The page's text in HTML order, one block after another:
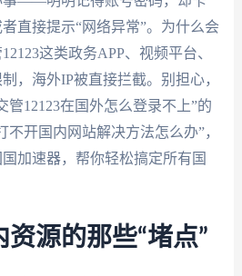
直接提示“网络异常”。为什么会
这类政务APP、视频平台、
，海外IP被直接拦截。别担心，
管12123在国外怎么登录不上”的
不开国内网站解决方法怎么办”，
加速器，帮你轻松搞定所有国
源的那些“堵点”